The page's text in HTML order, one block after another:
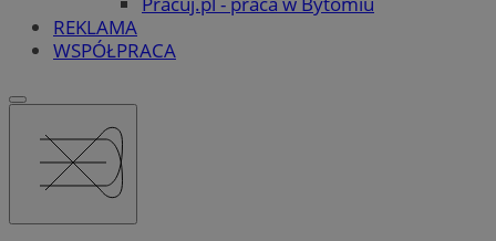
REKLAMA
WSPÓŁPRACA